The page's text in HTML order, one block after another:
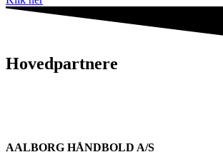
Hovedpartnere
AALBORG HÅNDBOLD A/S